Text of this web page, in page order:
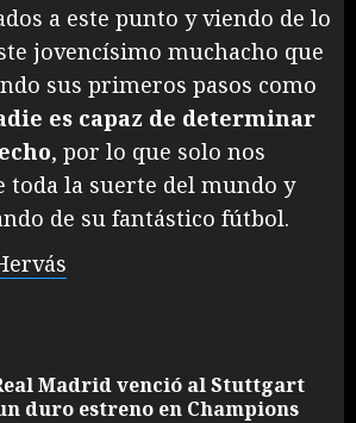
a este punto y viendo de lo
jovencísimo muchacho que
sus primeros pasos como
es capaz de determinar
, por lo que solo nos
toda la suerte del mundo y
de su fantástico fútbol.
Madrid venció al Stuttgart
duro estreno en Champions